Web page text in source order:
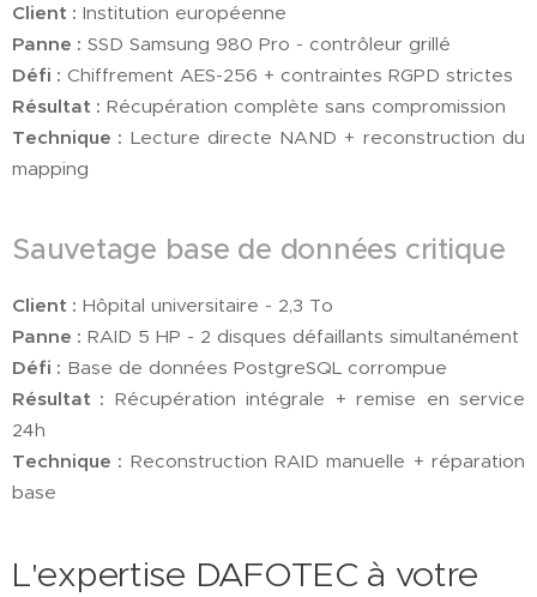
Client : Institution européenne
Panne : SSD Samsung 980 Pro - contrôleur grillé
Défi : Chiffrement AES-256 + contraintes RGPD strictes
Résultat : Récupération complète sans compromission
Technique : Lecture directe NAND + reconstruction du
mapping
Sauvetage base de données critique
Client : Hôpital universitaire - 2,3 To
Panne : RAID 5 HP - 2 disques défaillants simultanément
Défi : Base de données PostgreSQL corrompue
Résultat : Récupération intégrale + remise en service
24h
Technique : Reconstruction RAID manuelle + réparation
base
L'expertise DAFOTEC à votre